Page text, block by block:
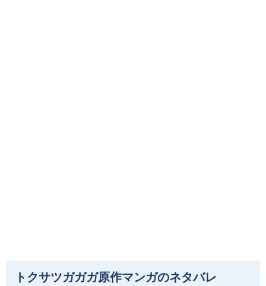
トクサツガガガ原作マンガのネタバレ